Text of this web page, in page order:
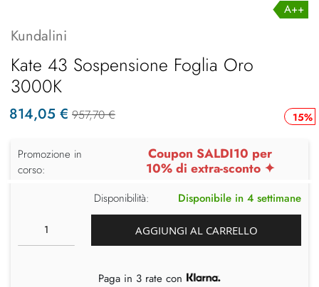
A++
Kundalini
Kate 43 Sospensione Foglia Oro
3000K
15%
814,05 € 957,70 €
Promozione in
corso:
Coupon SALDI10 per
10% di extra-sconto ✦
Disponibilità: Disponibile in 4 settimane
AGGIUNGI AL CARRELLO
Paga in 3 rate con